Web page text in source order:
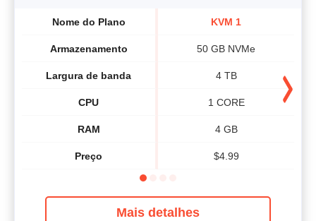
Nome do Plano
Armazenamento
Largura de banda
CPU
RAM
Preço
KVM 1
50 GB NVMe
4 TB
1 CORE
4 GB
$4.99
Mais detalhes